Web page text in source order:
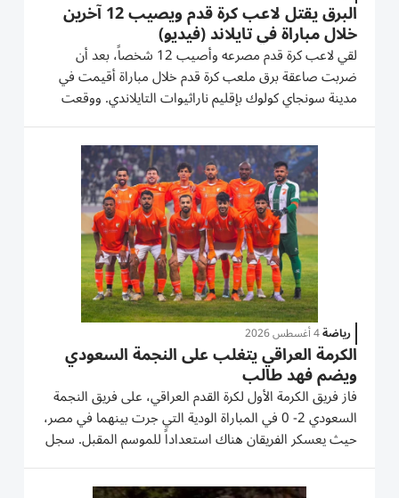
البرق يقتل لاعب كرة قدم ويصيب 12 آخرين
خلال مباراة في تايلاند (فيديو)
لقي لاعب كرة قدم مصرعه وأصيب 12 شخصاً، بعد أن
ضربت صاعقة برق ملعب كرة قدم خلال مباراة أقيمت في
مدينة سونجاي كولوك بإقليم ناراثيوات التايلاندي. ووقعت
الحادثة المروعة مساء الثلاثاء 4 أغسطس 2026، أثناء مباراة
الدور نصف النهائي من بطولة كأس جولوك لكرة القدم
الإقليمية، التي أقيمت...
رياضة4 أغسطس 2026
الكرمة العراقي يتغلب على النجمة السعودي
ويضم فهد طالب
فاز فريق الكرمة الأول لكرة القدم العراقي، على فريق النجمة
السعودي 2- 0 في المباراة الودية التي جرت بينهما في مصر،
حيث يعسكر الفريقان هناك استعداداً للموسم المقبل. سجل
هدفي الكرمة اللاعب مؤمل الرضا، والمحترف السنغالي بول
ياسين. بدأ فريق الكرمة الذي يشرف على تدريبه المدرب...